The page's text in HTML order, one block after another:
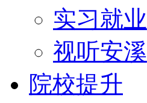
实习就业
视听安溪
院校提升